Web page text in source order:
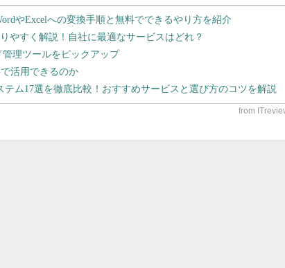
やExcelへの変換手順と無料でできるやり方を紹介
やすく解説！自社に最適なサービスはどれ？
理ツールをピックアップ
活用できるのか
テム17選を徹底比較！おすすめサービスと選び方のコツを解説